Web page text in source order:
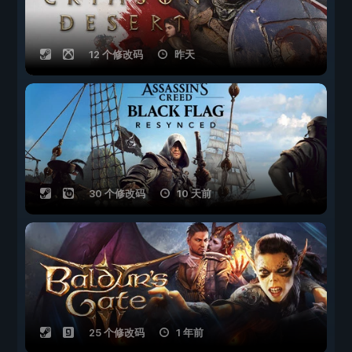
12 个修改码 昨天
30 个修改码 10 天前
25 个修改码 1 年前